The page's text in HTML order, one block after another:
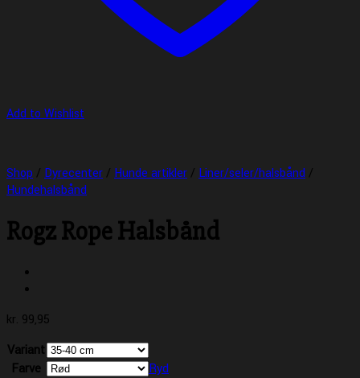
Add to Wishlist
Shop / Dyrecenter / Hunde artikler / Liner/seler/halsbånd /
Hundehalsbånd
Rogz Rope Halsbånd
kr. 99,95
Variant
Farve
Ryd